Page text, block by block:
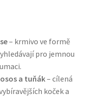
krmivo
– krmivo ve formě
pro jemnou
a tuňák– cílená
koček a